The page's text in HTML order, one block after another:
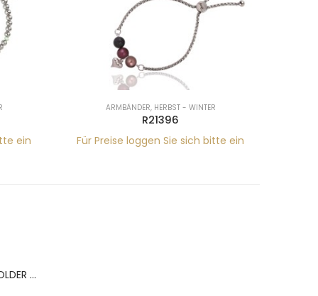
ein
ARMBÄNDER, HERBST - WINTER
R21396
Für Preise loggen Sie sich bitte ein
BERNS ACR.RING HOLDER 180*120MM FOR 9 RINGS